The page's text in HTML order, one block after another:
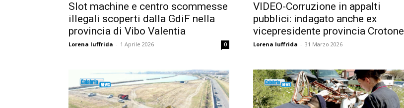
Slot machine e centro scommesse
illegali scoperti dalla GdiF nella
provincia di Vibo Valentia
Lorena Iuffrida - 1 Aprile 2026 0
VIDEO-Corruzione in appalti
pubblici: indagato anche ex
vicepresidente provincia Crotone
Lorena Iuffrida - 31 Marzo 2026